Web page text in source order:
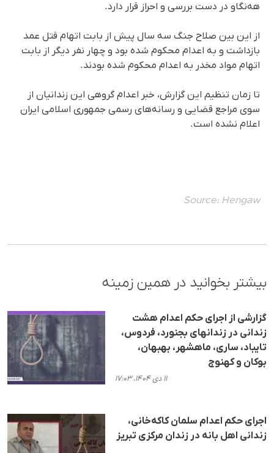
هه‌نگاو در دست بررسی و احراز قرار دارد.
از این بین صلاح جنگ سه سال پیش از بابت اتهام قتل عمد
بازداشت و به اعدام محکوم شده بود و چهار نفر دیگر از بابت
اتهام مواد مخدر بە اعدام محکوم شده بودند.
تا زمان تنظیم این گزارش، خبر اعدام گروهی این زندانیان از
سوی مراجع قضایی و رسانه‌های رسمی جمهوری اسلامی ایران
اعلام نشده است.
Source: Hengaw
بیشتر بخوانید در همین زمینه
گزارشی از اجرای حکم اعدام هشت
زندانی در زندانهای بجنورد، فردوس،
تایباد، ساری، ماهشهر، بهبهان،
بوکان و کهنوج
۱۱ دی ۱۴۰۴، ۱۷:۰۳
اجرای حکم اعدام سلمان کاکه‌خانی،
زندانی اهل بانه در زندان مرکزی تبریز